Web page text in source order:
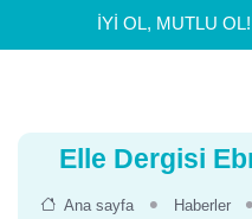
İYİ OL, MUTLU OL!
Elle Dergisi
Ana sayfa Haberler